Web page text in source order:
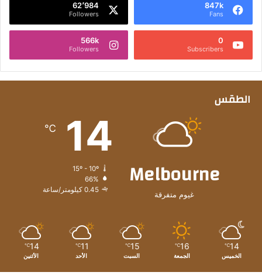
847k
Fans
62٬984
Followers
0
Subscribers
566k
Followers
الطقس
Melbourne
غيوم متفرقة
14
℃
15º - 10º
66%
0.45 كيلومتر/ساعة
14
℃
الخميس
16
℃
الجمعة
15
℃
السبت
11
℃
الأحد
14
℃
الأثنين